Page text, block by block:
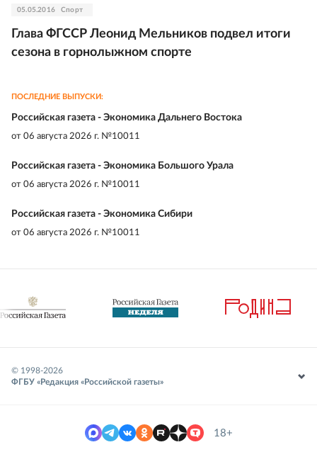
05.05.2016 Спорт
Глава ФГССР Леонид Мельников подвел итоги
сезона в горнолыжном спорте
ПОСЛЕДНИЕ ВЫПУСКИ:
Российская газета - Экономика Дальнего Востока
от 06 августа 2026 г. №10011
Российская газета - Экономика Большого Урала
от 06 августа 2026 г. №10011
Российская газета - Экономика Сибири
от 06 августа 2026 г. №10011
© 1998-2026
ФГБУ «Редакция «Российской газеты»
18+